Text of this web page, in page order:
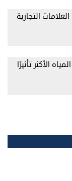
التجارية
الأكثر تأثيرًا